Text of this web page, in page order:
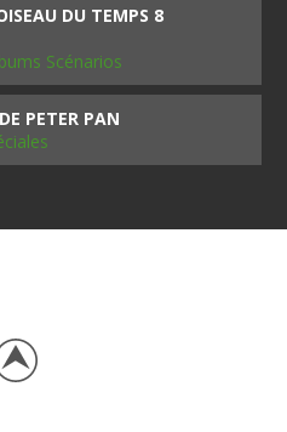
DU TEMPS 8
Scénarios
PETER PAN